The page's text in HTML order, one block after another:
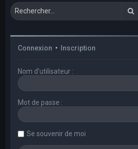
Connexion • Inscription
Nom d’utilisateur :
Mot de passe :
Se souvenir de moi